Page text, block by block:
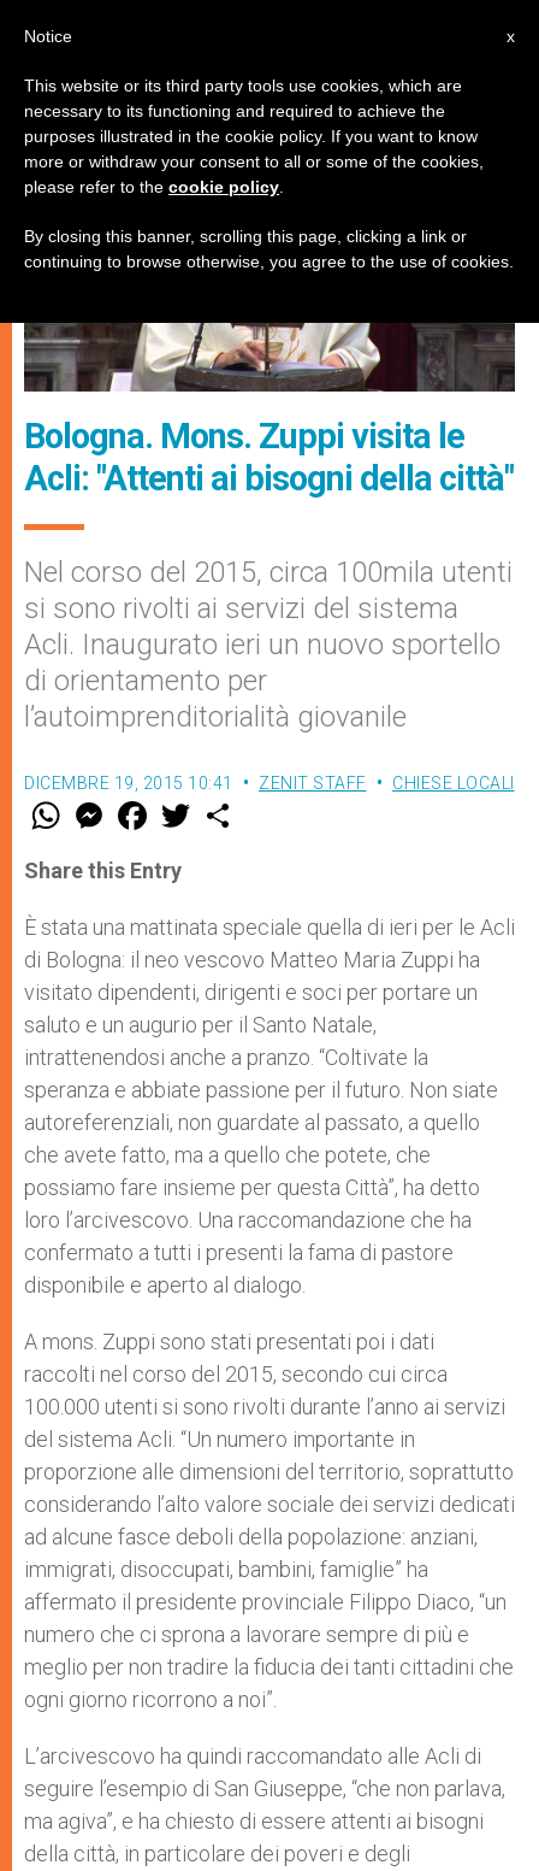
CHIESE LOCALI
Bologna. Mons. Zuppi visita le
Acli: "Attenti ai bisogni della città"
Nel corso del 2015, circa 100mila utenti
si sono rivolti ai servizi del sistema
Acli. Inaugurato ieri un nuovo sportello
di orientamento per
l’autoimprenditorialità giovanile
DICEMBRE 19, 2015 10:41 ZENIT STAFF CHIESE LOCALI
W
t
s
p
p
M
e
s
e
g
e
r
F
a
e
b
o
k
w
r
Share this Entry
È stata una mattinata speciale quella di ieri per le Acli
di Bologna: il neo vescovo Matteo Maria Zuppi ha
visitato dipendenti, dirigenti e soci per portare un
saluto e un augurio per il Santo Natale,
intrattenendosi anche a pranzo. “Coltivate la
speranza e abbiate passione per il futuro. Non siate
autoreferenziali, non guardate al passato, a quello
che avete fatto, ma a quello che potete, che
possiamo fare insieme per questa Città”, ha detto
loro l’arcivescovo. Una raccomandazione che ha
confermato a tutti i presenti la fama di pastore
disponibile e aperto al dialogo.
A mons. Zuppi sono stati presentati poi i dati
raccolti nel corso del 2015, secondo cui circa
100.000 utenti si sono rivolti durante l’anno ai servizi
del sistema Acli. “Un numero importante in
proporzione alle dimensioni del territorio, soprattutto
considerando l’alto valore sociale dei servizi dedicati
ad alcune fasce deboli della popolazione: anziani,
immigrati, disoccupati, bambini, famiglie” ha
affermato il presidente provinciale Filippo Diaco, “un
numero che ci sprona a lavorare sempre di più e
meglio per non tradire la fiducia dei tanti cittadini che
ogni giorno ricorrono a noi”.
L’arcivescovo ha quindi raccomandato alle Acli di
seguire l’esempio di San Giuseppe, “che non parlava,
ma agiva”, e ha chiesto di essere attenti ai bisogni
della città, in particolare dei poveri e degli
x
Notice
This website or its third party tools use cookies, which are
necessary to its functioning and required to achieve the
purposes illustrated in the cookie policy. If you want to know
more or withdraw your consent to all or some of the cookies,
please refer to the cookie policy
By closing this banner, scrolling this page, clicking a link or
continuing to browse otherwise, you agree to the use of cookies.